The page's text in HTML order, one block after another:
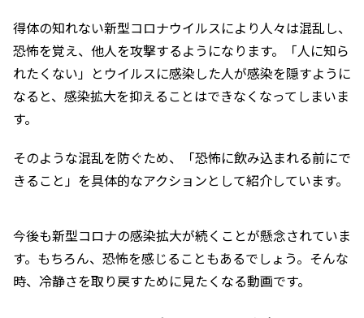
得体の知れない新型コロナウイルスにより人々は混乱し、
恐怖を覚え、他人を攻撃するようになります。「人に知ら
れたくない」とウイルスに感染した人が感染を隠すように
なると、感染拡大を抑えることはできなくなってしまいま
す。
そのような混乱を防ぐため、「恐怖に飲み込まれる前にで
きること」を具体的なアクションとして紹介しています。
今後も新型コロナの感染拡大が続くことが懸念されていま
す。もちろん、恐怖を感じることもあるでしょう。そんな
時、冷静さを取り戻すために見たくなる動画です。